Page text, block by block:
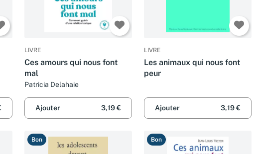
LIVRE
Ces amours qui nous font
mal
Patricia Delahaie
Ajouter 3,19 €
LIVRE
Les animaux qui nous font
peur
Ajouter 3,19 €
Bon Bon